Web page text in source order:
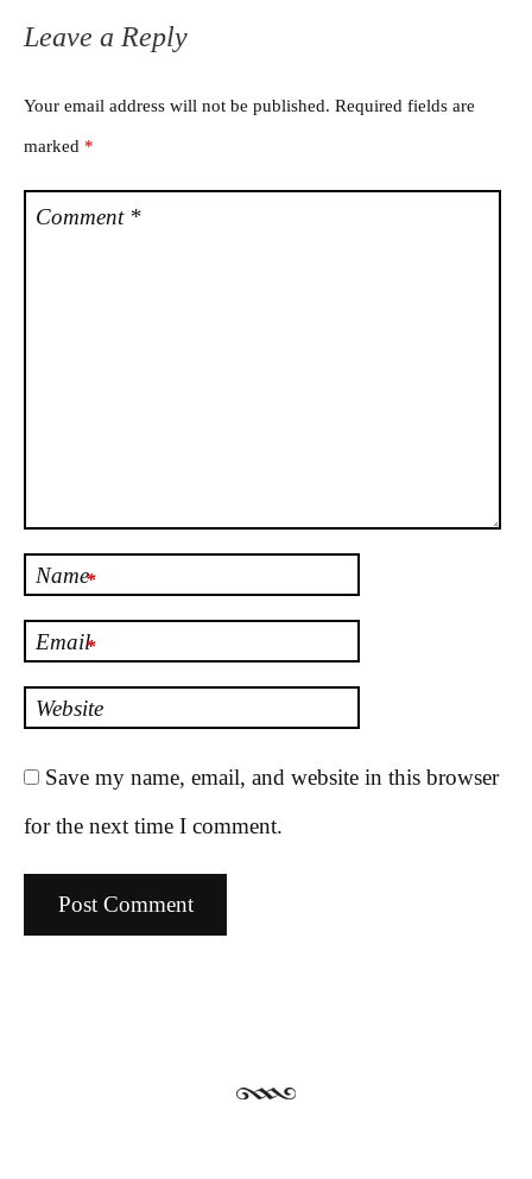
Leave a Reply
Your email address will not be published. Required fields are
marked *
Comment *
Name*
Email*
Website
Save my name, email, and website in this browser
for the next time I comment.